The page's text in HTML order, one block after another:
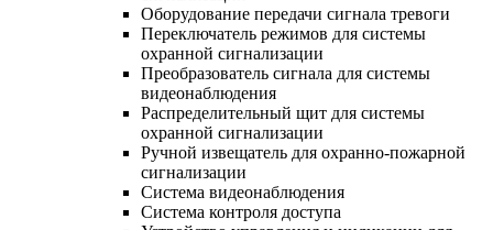
Оборудование передачи сигнала тревоги
Переключатель режимов для системы
охранной сигнализации
Преобразователь сигнала для системы
видеонаблюдения
Распределительный щит для системы
охранной сигнализации
Ручной извещатель для охранно-пожарной
сигнализации
Система видеонаблюдения
Система контроля доступа